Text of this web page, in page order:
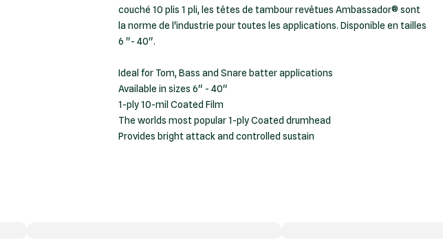
couché 10 plis 1 pli, les têtes de tambour revêtues Ambassador® sont
la norme de l'industrie pour toutes les applications. Disponible en tailles
6 "- 40".
Ideal for Tom, Bass and Snare batter applications
Available in sizes 6" - 40"
1-ply 10-mil Coated Film
The worlds most popular 1-ply Coated drumhead
Provides bright attack and controlled sustain